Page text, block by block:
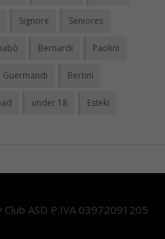
Signore Seniores
Bernardi Paolini
Guermandi Bertini
under 18 Esteki
Club ASD P.IVA 03972091205